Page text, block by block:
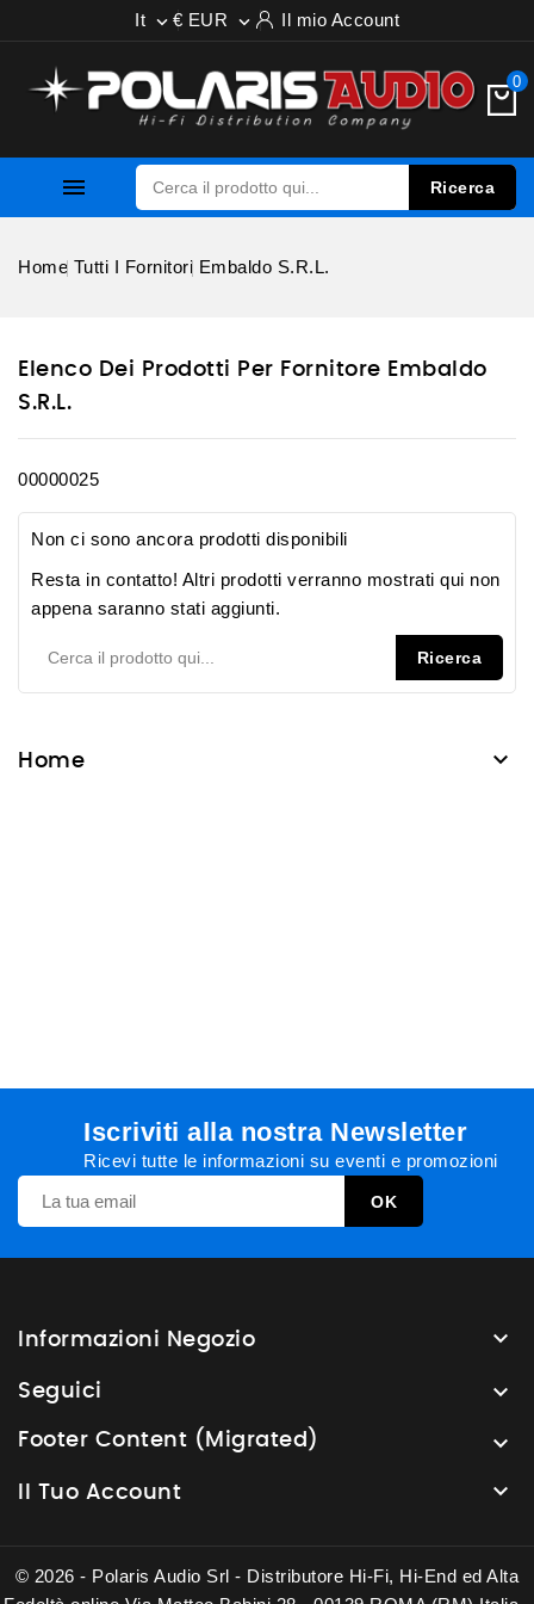
It  € EUR  Il mio Account
0
 Ricerca
Home Tutti I Fornitori Embaldo S.r.l.
Elenco Dei Prodotti Per Fornitore Embaldo
S.r.l.
00000025
Non ci sono ancora prodotti disponibili
Resta in contatto! Altri prodotti verranno mostrati qui non
appena saranno stati aggiunti.
Ricerca
Home 
Iscriviti alla nostra Newsletter
Ricevi tutte le informazioni su eventi e promozioni
Informazioni Negozio 
Seguici 
Footer Content (Migrated) 
Il Tuo Account 
© 2026 - Polaris Audio Srl - Distributore Hi-Fi, Hi-End ed Alta